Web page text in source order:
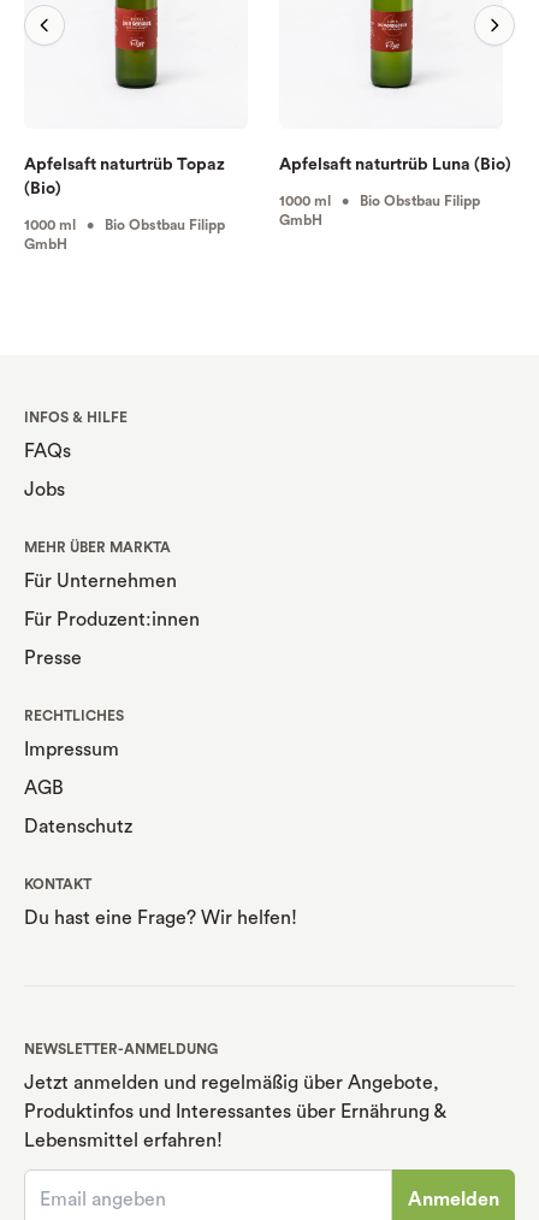
Apfelsaft naturtrüb Topaz
(Bio)
1000 ml • Bio Obstbau Filipp
GmbH
Apfelsaft naturtrüb Luna (Bio)
1000 ml • Bio Obstbau Filipp
GmbH
INFOS & HILFE
FAQs
Jobs
MEHR ÜBER MARKTA
Für Unternehmen
Für Produzent:innen
Presse
RECHTLICHES
Impressum
AGB
Datenschutz
KONTAKT
Du hast eine Frage? Wir helfen!
NEWSLETTER-ANMELDUNG
Jetzt anmelden und regelmäßig über Angebote,
Produktinfos und Interessantes über Ernährung &
Lebensmittel erfahren!
Anmelden